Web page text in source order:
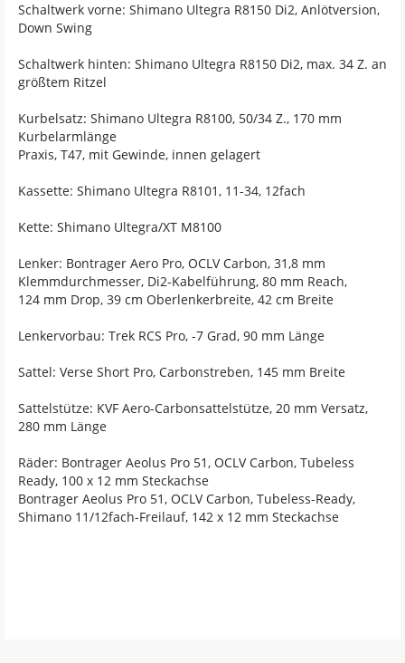
Schaltwerk vorne: Shimano Ultegra R8150 Di2, Anlötversion,
Down Swing
Schaltwerk hinten: Shimano Ultegra R8150 Di2, max. 34 Z. an
größtem Ritzel
Kurbelsatz: Shimano Ultegra R8100, 50/34 Z., 170 mm
Kurbelarmlänge
Praxis, T47, mit Gewinde, innen gelagert
Kassette: Shimano Ultegra R8101, 11-34, 12fach
Kette: Shimano Ultegra/XT M8100
Lenker: Bontrager Aero Pro, OCLV Carbon, 31,8 mm
Klemmdurchmesser, Di2-Kabelführung, 80 mm Reach,
124 mm Drop, 39 cm Oberlenkerbreite, 42 cm Breite
Lenkervorbau: Trek RCS Pro, -7 Grad, 90 mm Länge
Sattel: Verse Short Pro, Carbonstreben, 145 mm Breite
Sattelstütze: KVF Aero-Carbonsattelstütze, 20 mm Versatz,
280 mm Länge
Räder: Bontrager Aeolus Pro 51, OCLV Carbon, Tubeless
Ready, 100 x 12 mm Steckachse
Bontrager Aeolus Pro 51, OCLV Carbon, Tubeless-Ready,
Shimano 11/12fach-Freilauf, 142 x 12 mm Steckachse